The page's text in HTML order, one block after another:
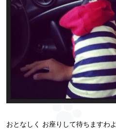
おとなしく お座りして待ちますわよ